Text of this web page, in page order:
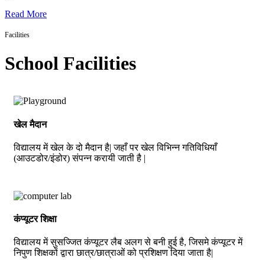
Read More
Facilities
School Facilities
खेल मैदान
विद्यालय में खेल के दो मैदान है| जहाँ पर खेल विभिन्न गतिविधियाँ
(आउटडोर/इंडोर) संपन्न करायी जाती है |
कंप्यूटर शिक्षा
विद्यालय में सुसज्जित कंप्यूटर लैब अलग से बनी हुई है, जिसमे कंप्यूटर में
निपुण शिक्षकों द्वारा छात्र/छात्राओं को प्रशिक्षण दिया जाता है|